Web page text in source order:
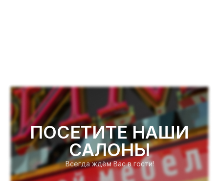
ПОСЕТИТЕ НАШИ
САЛОНЫ
Всегда ждём Вас в гости!